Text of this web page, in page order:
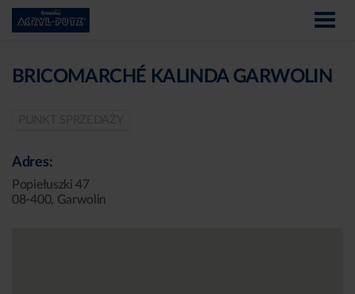
BRICOMARCHÉ KALINDA GARWOLIN
Adres:
Popiełuszki 47
08-400, Garwolin